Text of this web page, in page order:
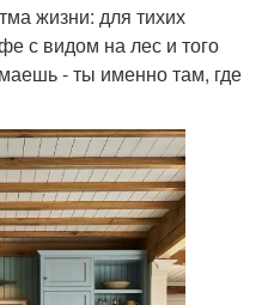
жизни: для тихих
с видом на лес и того
- ты именно там, где